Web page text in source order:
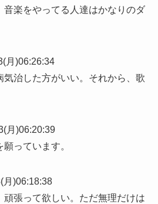
音楽をやってる人達はかなりのダ
月)06:26:34
気治した方がいい。それから、歌
月)06:20:39
っています。
月)06:18:38
頑張って欲しい。ただ無理だけは